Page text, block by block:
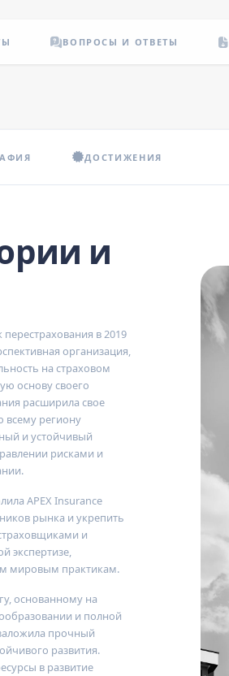
ВОПРОСЫ И ОТВЕТЫ
ДОСТИЖЕНИЯ
и
в 2019
организация,
на страховом
основу своего
расширила свое
всему региону
и устойчивый
рисками и
APEX Insurance
рынка и укрепить
и
экспертизе,
мировым практикам.
основанному на
и полной
прочный
развития.
в развитие